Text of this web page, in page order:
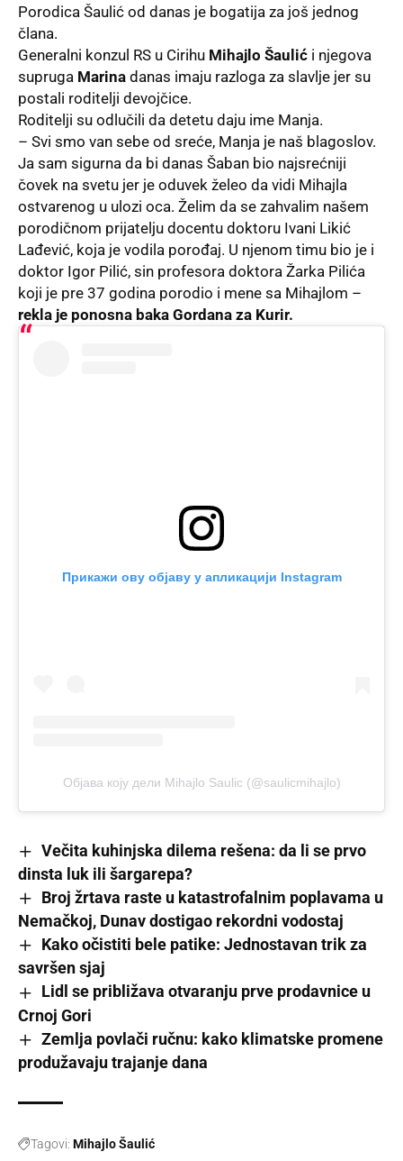
Porodica Šaulić od danas je bogatija za još jednog
člana.
Generalni konzul RS u Cirihu Mihajlo Šaulić i njegova
supruga Marina danas imaju razloga za slavlje jer su
postali roditelji devojčice.
Roditelji su odlučili da detetu daju ime Manja.
– Svi smo van sebe od sreće, Manja je naš blagoslov.
Ja sam sigurna da bi danas Šaban bio najsrećniji
čovek na svetu jer je oduvek želeo da vidi Mihajla
ostvarenog u ulozi oca. Želim da se zahvalim našem
porodičnom prijatelju docentu doktoru Ivani Likić
Lađević, koja je vodila porođaj. U njenom timu bio je i
doktor Igor Pilić, sin profesora doktora Žarka Pilića
koji je pre 37 godina porodio i mene sa Mihajlom –
rekla je ponosna baka Gordana za Kurir.
Прикажи ову објаву у апликацији Instagram
Објава коју дели Mihajlo Saulic (@saulicmihajlo)
Večita kuhinjska dilema rešena: da li se prvo
dinsta luk ili šargarepa?
Broj žrtava raste u katastrofalnim poplavama u
Nemačkoj, Dunav dostigao rekordni vodostaj
Kako očistiti bele patike: Jednostavan trik za
savršen sjaj
Lidl se približava otvaranju prve prodavnice u
Crnoj Gori
Zemlja povlači ručnu: kako klimatske promene
produžavaju trajanje dana
Tagovi: Mihajlo Šaulić